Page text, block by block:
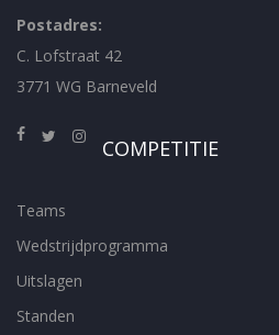
Postadres:
C. Lofstraat 42
3771 WG Barneveld
COMPETITIE
Teams
Wedstrijdprogramma
Uitslagen
Standen